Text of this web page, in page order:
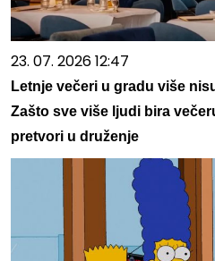
23. 07. 2026 12:47
Letnje večeri u gradu više
Zašto sve više ljudi bira
pretvori u druženje